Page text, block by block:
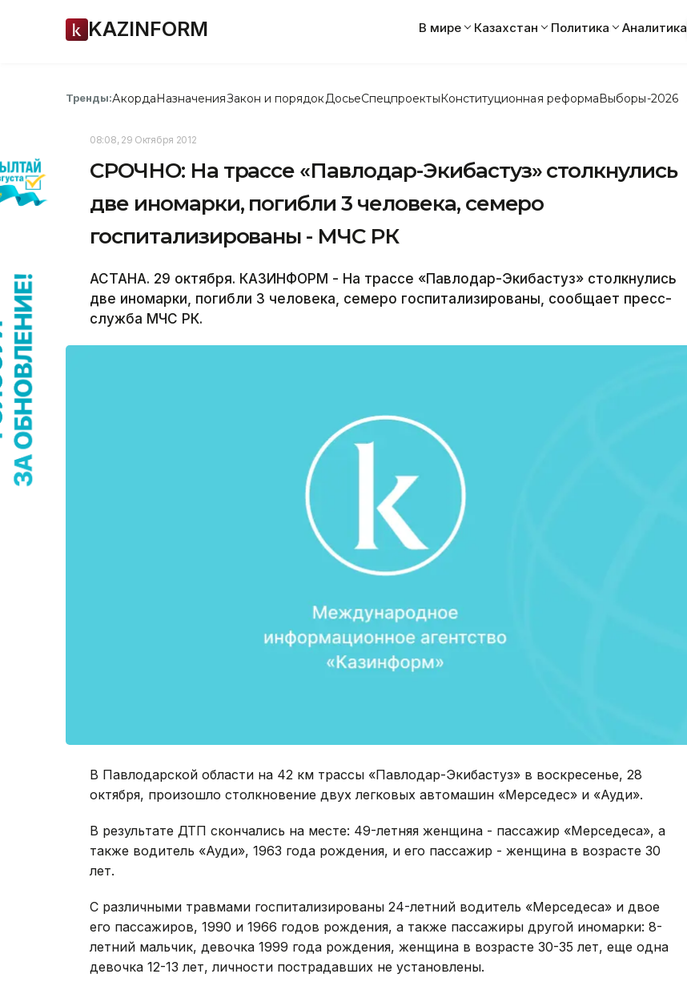
KAZINFORM В мире Казахстан Политика Аналитика
Тренды:АкордаНазначенияЗакон и порядок ДосьеСпецпроектыКонституционная реформаВыборы-2026
08:08, 29 Октября 2012
СРОЧНО: На трассе «Павлодар-Экибастуз» столкнулись
две иномарки, погибли 3 человека, семеро
госпитализированы - МЧС РК
АСТАНА. 29 октября. КАЗИНФОРМ - На трассе «Павлодар-Экибастуз» столкнулись
две иномарки, погибли 3 человека, семеро госпитализированы, сообщает пресс-
служба МЧС РК.
В Павлодарской области на 42 км трассы «Павлодар-Экибастуз» в воскресенье, 28
октября, произошло столкновение двух легковых автомашин «Мерседес» и «Ауди».
В результате ДТП скончались на месте: 49-летняя женщина - пассажир «Мерседеса», а
также водитель «Ауди», 1963 года рождения, и его пассажир - женщина в возрасте 30
лет.
С различными травмами госпитализированы 24-летний водитель «Мерседеса» и двое
его пассажиров, 1990 и 1966 годов рождения, а также пассажиры другой иномарки: 8-
летний мальчик, девочка 1999 года рождения, женщина в возрасте 30-35 лет, еще одна
девочка 12-13 лет, личности пострадавших не установлены.